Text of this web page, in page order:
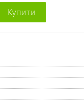
Купити